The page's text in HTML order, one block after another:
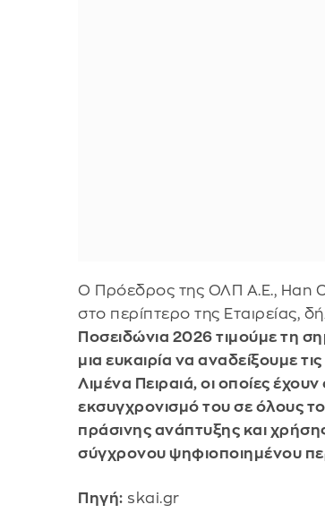
Ο Πρόεδρος της ΟΛΠ Α.Ε., Han
στο περίπτερο της Εταιρείας,
Ποσειδώνια 2026 τιμούμε τη
μια ευκαιρία να αναδείξουμε
Λιμένα Πειραιά, οι οποίες
εκσυγχρονισμό του σε όλους
πράσινης ανάπτυξης και
σύγχρονου ψηφιοποιημένου
Πηγή: skai.gr